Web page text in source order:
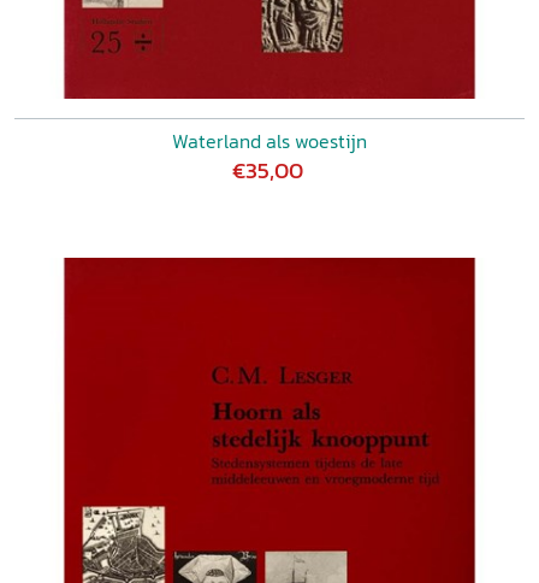
Waterland als woestijn
€35,00